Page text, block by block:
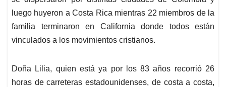
luego huyeron a Costa Rica mientras 22 miembros de la
familia terminaron en California donde todos están
vinculados a los movimientos cristianos.
Doña Lilia, quien está ya por los 83 años recorrió 26
horas de carreteras estadounidenses, de costa a costa,